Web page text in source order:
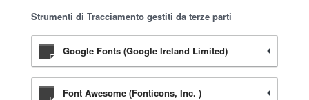
Strumenti di Tracciamento gestiti da terze parti
Google Fonts (Google Ireland Limited)
Font Awesome (Fonticons, Inc. )